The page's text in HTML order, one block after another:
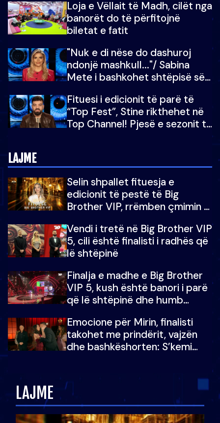
do të martoheshim, por zemra
mu copëtua
Loja e Vëllait të Madh, cilët nga
banorët do të përfitojnë
biletat e fatit
"Nuk e di nëse do dashuroj
ndonjë mashkull..."/ Sabina
Mete i bashkohet shtëpisë së
për në fund!
Fituesi i edicionit të parë të
“Top Fest”, Stine rikthehet në
Top Channel! Pjesë e sezonit të
LAJME
Selin shpallet fituesja e
edicionit të pestë të Big
Brother VIP, rrëmben çmimin e
Vendi i tretë në Big Brother VIP
5, cili është finalisti i radhës që
lë shtëpinë
Finalja e madhe e Big Brother
VIP 5, kush është banori i parë
që lë shtëpinë dhe humb
çmimin e madh
Emocione për Mirin, finalisti
takohet me prindërit, vajzën
dhe bashkëshorten: S’kemi
LAJME